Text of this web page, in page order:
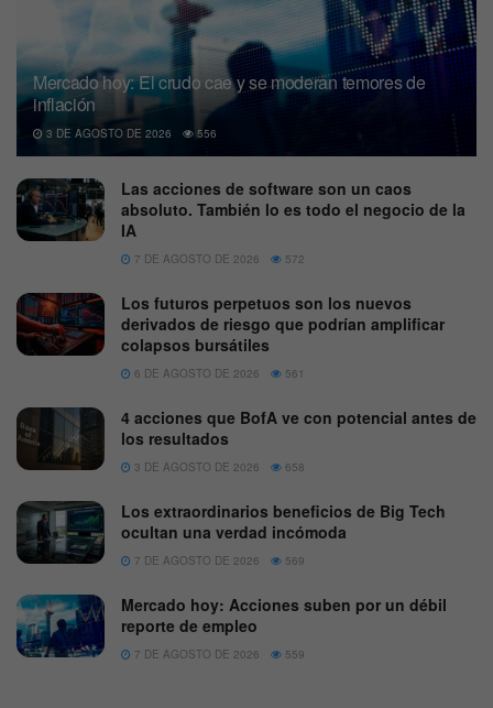
Mercado hoy: El crudo cae y se moderan temores de
inflación
3 DE AGOSTO DE 2026 556
Las acciones de software son un caos
absoluto. También lo es todo el negocio de la
IA
7 DE AGOSTO DE 2026 572
Los futuros perpetuos son los nuevos
derivados de riesgo que podrían amplificar
colapsos bursátiles
6 DE AGOSTO DE 2026 561
4 acciones que BofA ve con potencial antes de
los resultados
3 DE AGOSTO DE 2026 658
Los extraordinarios beneficios de Big Tech
ocultan una verdad incómoda
7 DE AGOSTO DE 2026 569
Mercado hoy: Acciones suben por un débil
reporte de empleo
7 DE AGOSTO DE 2026 559